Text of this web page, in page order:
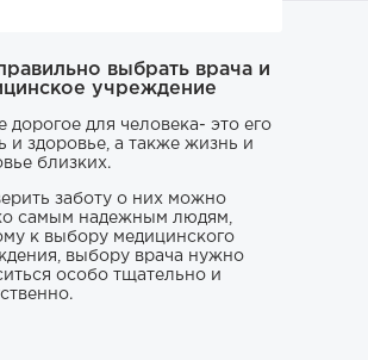
выбрать врача и
учреждение
дорогое для человека- это его
и здоровье, а также жизнь и
близких.
заботу о них можно
самым надежным людям,
к выбору медицинского
выбору врача нужно
особо тщательно и